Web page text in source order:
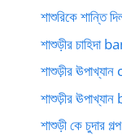
শাশুরিকে
শাশুড়ীর
শাশুড়ীর
শাশুড়ীর
শাশুড়ী কে